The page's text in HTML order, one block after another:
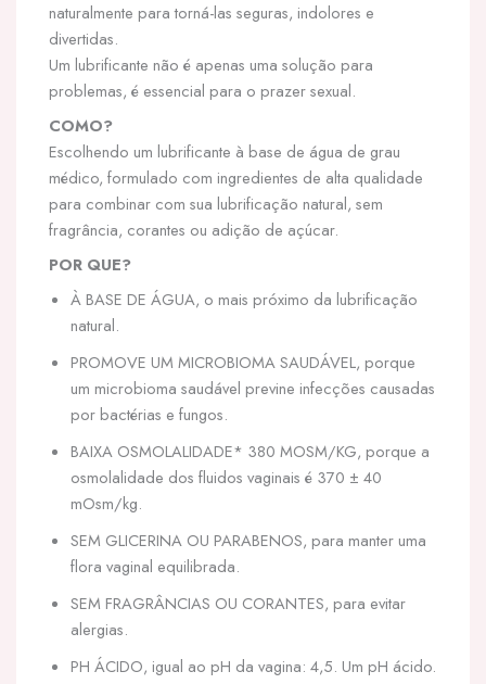
naturalmente para torná-las seguras, indolores e
divertidas.
Um lubrificante não é apenas uma solução para
problemas, é essencial para o prazer sexual.
COMO?
Escolhendo um lubrificante à base de água de grau
médico, formulado com ingredientes de alta qualidade
para combinar com sua lubrificação natural, sem
fragrância, corantes ou adição de açúcar.
POR QUE?
À BASE DE ÁGUA, o mais próximo da lubrificação
natural.
PROMOVE UM MICROBIOMA SAUDÁVEL, porque
um microbioma saudável previne infecções causadas
por bactérias e fungos.
BAIXA OSMOLALIDADE* 380 MOSM/KG, porque a
osmolalidade dos fluidos vaginais é 370 ± 40
mOsm/kg.
SEM GLICERINA OU PARABENOS, para manter uma
flora vaginal equilibrada.
SEM FRAGRÂNCIAS OU CORANTES, para evitar
alergias.
PH ÁCIDO, igual ao pH da vagina: 4,5. Um pH ácido.